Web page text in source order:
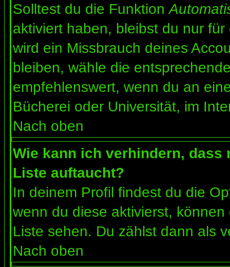
Solltest du die Funktion
aktiviert haben, bleibst du nur
wird ein Missbrauch deines
bleiben, wähle die
empfehlenswert, wenn du an
Bücherei oder Universität, im
Nach oben
Wie kann ich verhindern, dass
Liste auftaucht?
In deinem Profil findest du die
wenn du diese aktivierst,
Liste sehen. Du zählst dann als
Nach oben